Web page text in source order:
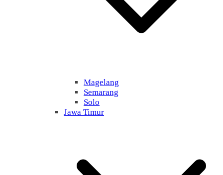
Magelang
Semarang
Solo
Jawa Timur